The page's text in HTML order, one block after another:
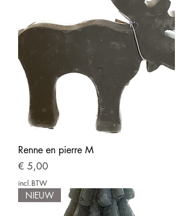
Renne en pierre M
Prijs
€ 5,00
incl.BTW
NIEUW